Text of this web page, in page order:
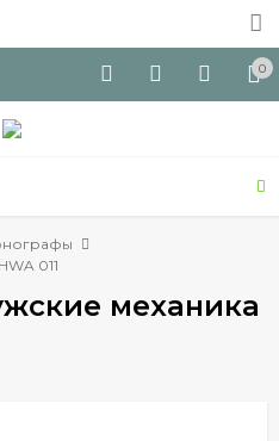
0
011
механика